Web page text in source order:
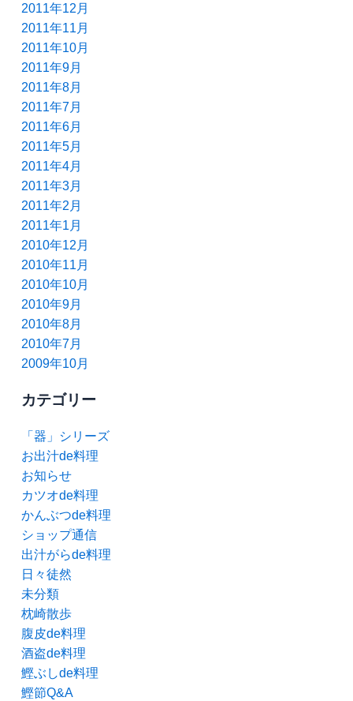
2011年12月
2011年11月
2011年10月
2011年9月
2011年8月
2011年7月
2011年6月
2011年5月
2011年4月
2011年3月
2011年2月
2011年1月
2010年12月
2010年11月
2010年10月
2010年9月
2010年8月
2010年7月
2009年10月
カテゴリー
「器」シリーズ
お出汁de料理
お知らせ
カツオde料理
かんぶつde料理
ショップ通信
出汁がらde料理
日々徒然
未分類
枕崎散歩
腹皮de料理
酒盗de料理
鰹ぶしde料理
鰹節Q&A